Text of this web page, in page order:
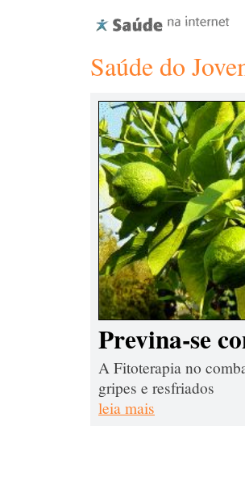
Saúde do
Previna-se
A Fitoterapia no
gripes e resfriados
leia mais